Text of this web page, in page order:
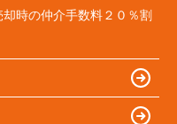
時の仲介手数料２０％割